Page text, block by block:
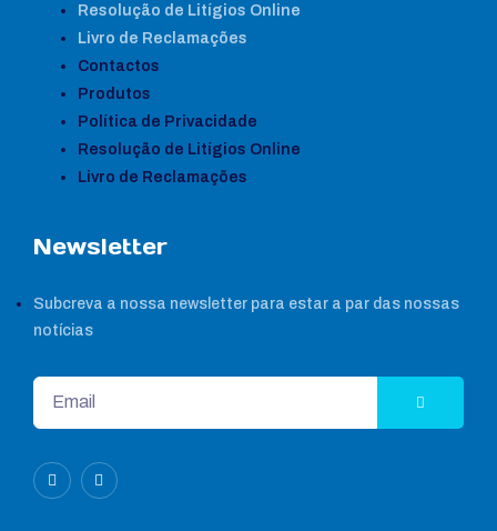
Resolução de Litígios Online
Livro de Reclamações
Contactos
Produtos
Política de Privacidade
Resolução de Litígios Online
Livro de Reclamações
Newsletter
Subcreva a nossa newsletter para estar a par das nossas
notícias